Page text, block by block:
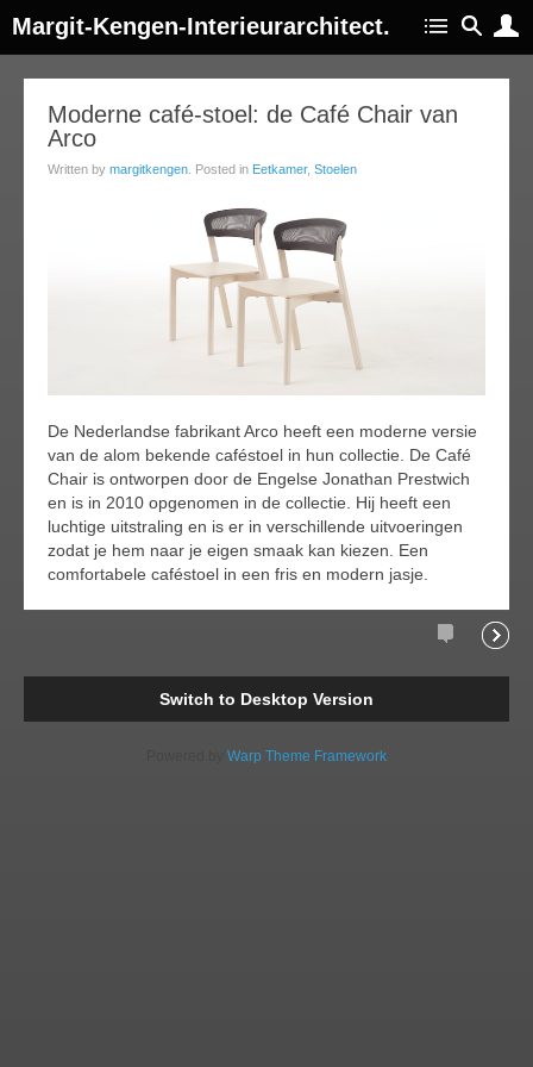
Margit-Kengen-Interieurarchitect.
Moderne café-stoel: de Café Chair van
Arco
Written by margitkengen . Posted in Eetkamer, Stoelen
De Nederlandse fabrikant Arco heeft een moderne versie
van de alom bekende caféstoel in hun collectie. De Café
Chair is ontworpen door de Engelse Jonathan Prestwich
en is in 2010 opgenomen in de collectie. Hij heeft een
luchtige uitstraling en is er in verschillende uitvoeringen
zodat je hem naar je eigen smaak kan kiezen. Een
comfortabele caféstoel in een fris en modern jasje.
Comments
Switch to Desktop Version
Warp Theme Framework